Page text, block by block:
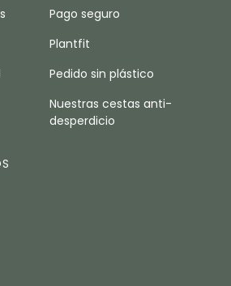
Pago seguro
Plantfit
Pedido sin plástico
Nuestras cestas anti-
desperdicio